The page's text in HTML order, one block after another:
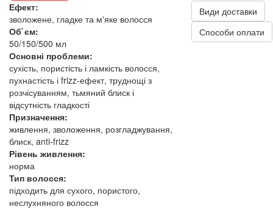
Ефект:
зволожене, гладке та м'яке волосся
Об`єм:
50/150/500 мл
Основні проблеми:
сухість, пористість і ламкість волосся,
пухнастість і frizz-ефект, труднощі з
розчісуванням, тьмяний блиск і
відсутність гладкості
Призначення:
живлення, зволоження, розгладжування,
блиск, anti-frizz
Рівень живлення:
норма
Тип волосся:
підходить для сухого, пористого,
неслухняного волосся
Види доставки
Способи оплати